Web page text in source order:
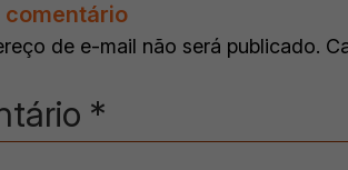
comentário
de e-mail não será publicado.
*